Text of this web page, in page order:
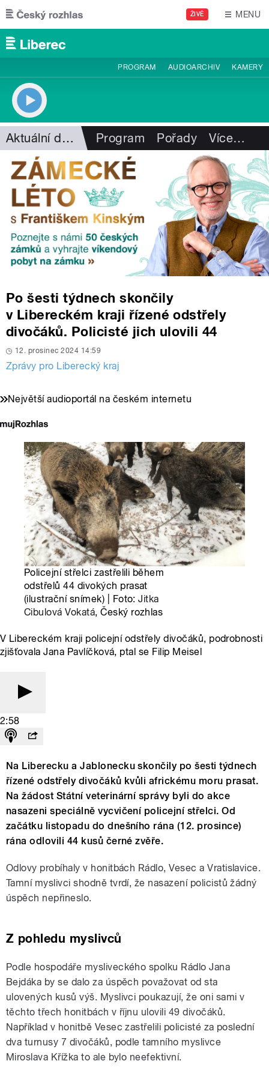
Přejít k hlavnímu obsahu
ŽIVĚ MENU
PROGRAM AUDIOARCHIV KAMERY
Aktuální dění Program Pořady Více…
Po šesti týdnech skončily
v Libereckém kraji řízené odstřely
divočáků. Policisté jich ulovili 44
12. prosinec 2024 14:59
Zprávy pro Liberecký kraj
Největší audioportál na českém internetu
Policejní střelci zastřelili během
odstřelů 44 divokých prasat
(ilustrační snímek) | Foto:Jitka
Cibulová Vokatá, Český rozhlas
V Libereckém kraji policejní odstřely divočáků, podrobnosti
zjišťovala Jana Pavlíčková, ptal se Filip Meisel
2:58
Na Liberecku a Jablonecku skončily po šesti týdnech
řízené odstřely divočáků kvůli africkému moru prasat.
Na žádost Státní veterinární správy byli do akce
nasazeni speciálně vycvičení policejní střelci. Od
začátku listopadu do dnešního rána (12. prosince)
rána odlovili 44 kusů černé zvěře.
Odlovy probíhaly v honitbách Rádlo, Vesec a Vratislavice.
Tamní myslivci shodně tvrdí, že nasazení policistů žádný
úspěch nepřineslo.
Z pohledu myslivců
Podle hospodáře mysliveckého spolku Rádlo Jana
Bejdáka by se dalo za úspěch považovat od sta
ulovených kusů výš. Myslivci poukazují, že oni sami v
těchto třech honitbách v říjnu ulovili 49 divočáků.
Například v honitbě Vesec zastřelili policisté za poslední
dva turnusy 7 divočáků, podle tamního myslivce
Miroslava Křížka to ale bylo neefektivní.